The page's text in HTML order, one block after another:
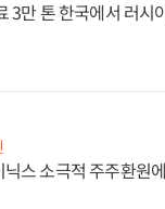
3만 톤 한국에서 러시
스 소극적 주주환원